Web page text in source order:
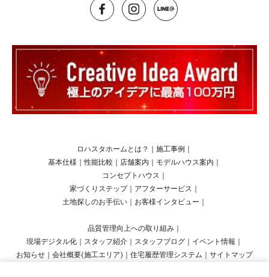
ロハスタホームとは？ 施工事例
基本仕様 ｜性能比較 店舗案内 モデルハウス案内
コンセプトハウス
家づくりステップ
アフターサービス
土地探しのお手伝い
お客様インタビュー
品質管理向上への取り組み
現場デジタル化
スタッフ紹介 スタッフブログ イベント情報
お知らせ
会社概要(施工エリア) 住宅履歴管理システム サイトマップ